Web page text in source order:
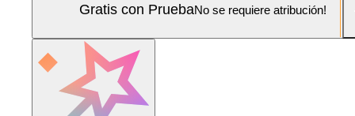
Gratis con PruebaNo se requiere atribución!